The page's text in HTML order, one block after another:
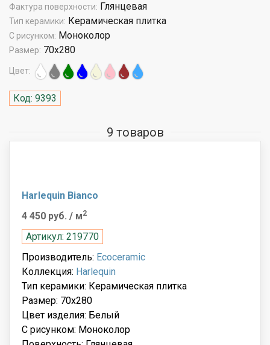
Фактура поверхности: Глянцевая
Тип керамики: Керамическая плитка
С рисунком: Моноколор
Размер: 70x280
Цвет:
Код: 9393
9 товаров
Harlequin Bianco
4 450 руб. / м2
Артикул: 219770
Производитель: Ecoceramic
Коллекция: Harlequin
Тип керамики: Керамическая плитка
Размер: 70x280
Цвет изделия: Белый
С рисунком: Моноколор